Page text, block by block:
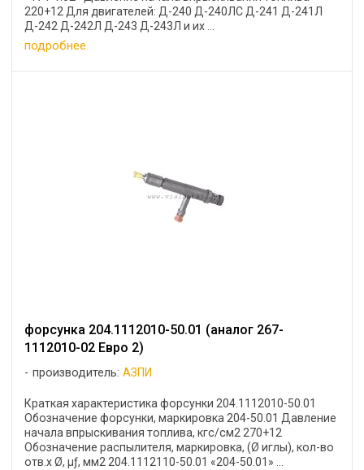
220+12 Для двигателей: Д-240 Д-240ЛС Д-241 Д-241Л
Д-242 Д-242Л Д-243 Д-243Л и их ...
подробнее
форсунка 204.1112010-50.01 (аналог 267-
1112010-02 Евро 2)
производитель:АЗПИ
Краткая характеристика форсунки 204.1112010-50.01
Обозначение форсунки, маркировка 204-50.01 Давление
начала впрыскивания топлива, кгс/см2 270+12
Обозначение распылителя, маркировка, (Ø иглы), кол-во
отв.х Ø, μƒ, мм2 204.1112110-50.01 «204-50.01» ...